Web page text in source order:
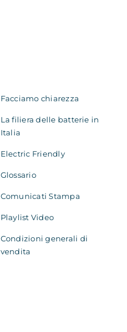
Facciamo chiarezza
La filiera delle batterie in
Italia
Electric Friendly
Glossario
Comunicati Stampa
Playlist Video
Condizioni generali di
vendita